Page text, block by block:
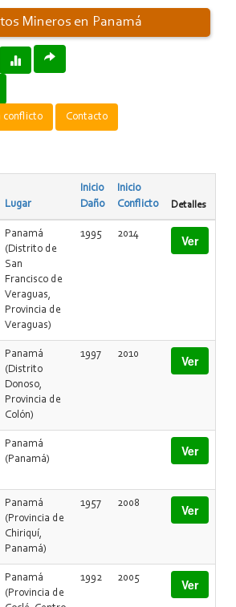
Mineros en Panamá
conflicto Contacto
Lugar
Inicio
Daño
Inicio
Conflicto
Detalles
Panamá
(Distrito de
San
Francisco de
Veraguas,
Provincia de
Veraguas)
1995 2014 Ver
Panamá
(Distrito
Donoso,
Provincia de
Colón)
1997 2010 Ver
Panamá
(Panamá)
Ver
Panamá
(Provincia de
Chiriquí,
Panamá)
1957 2008 Ver
Panamá
(Provincia de
1992 2005 Ver